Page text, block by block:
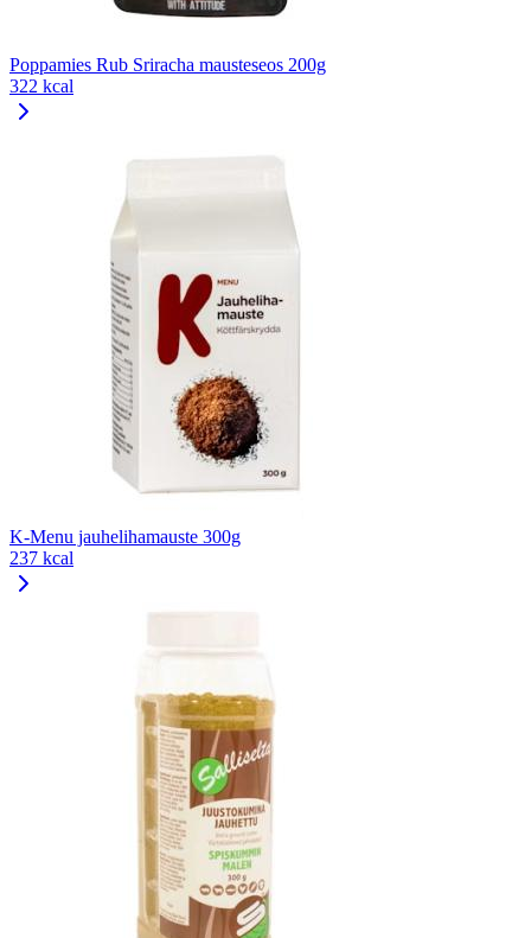
Poppamies Rub Sriracha mausteseos 200g
322 kcal
K-Menu jauhelihamauste 300g
237 kcal